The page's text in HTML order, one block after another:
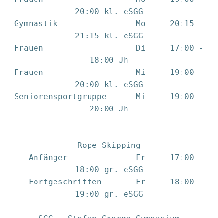
20:00 kl. eSGG
Gymnastik Mo 20:15 -
21:15 kl. eSGG
Frauen Di 17:00 -
18:00 Jh
Frauen Mi 19:00 -
20:00 kl. eSGG
Seniorensportgruppe Mi 19:00 -
20:00 Jh
Rope Skipping
Anfänger Fr 17:00 -
18:00 gr. eSGG
Fortgeschritten Fr 18:00 -
19:00 gr. eSGG